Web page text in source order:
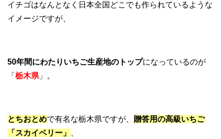
イチゴはなんとなく日本全国どこでも作られているような
イメージですが、
50年間にわたりいちご生産地のトップになっているのが
「 栃木県 」。
とちおとめで有名な栃木県ですが、 贈答用の高級いちご
「スカイベリー」